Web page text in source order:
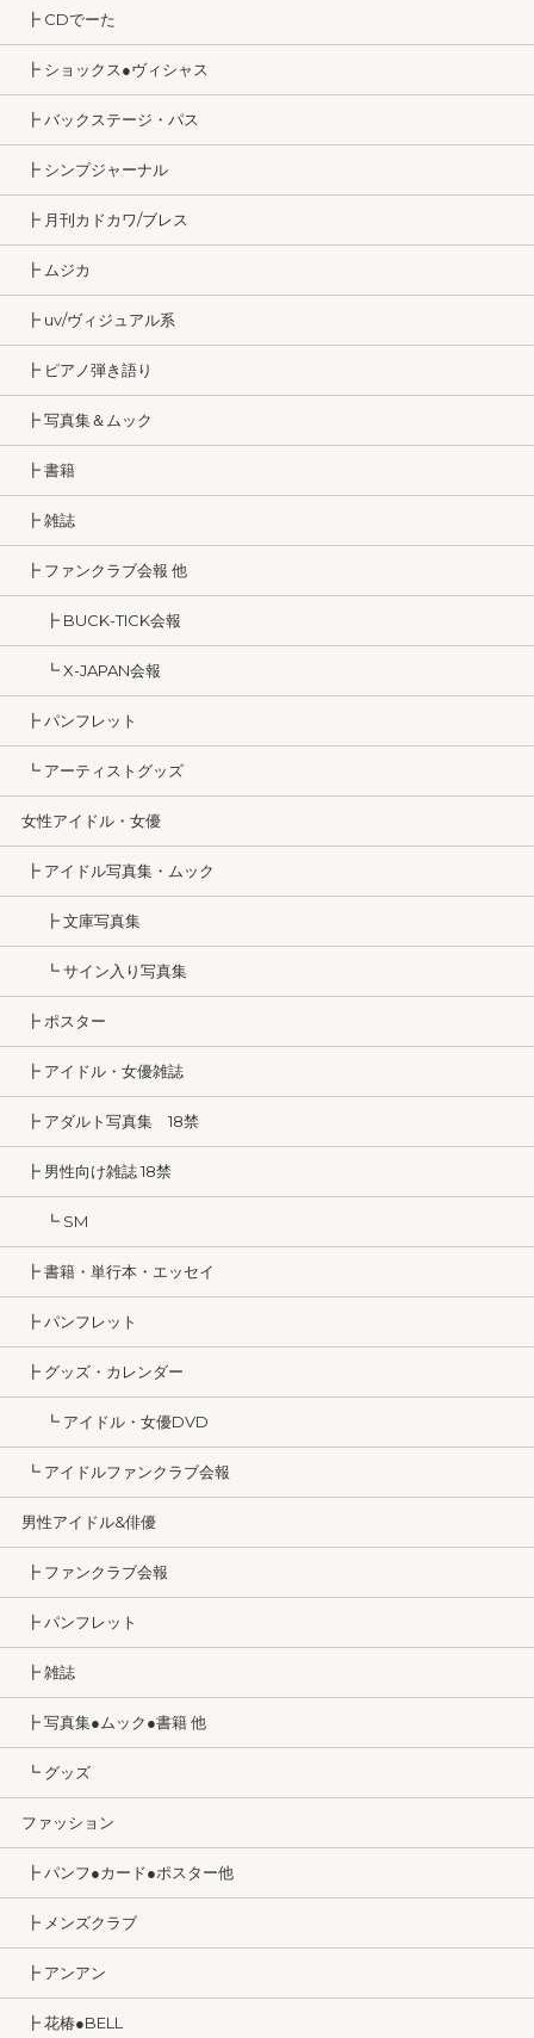
┣ CDでーた
┣ ショックス●ヴィシャス
┣ バックステージ・パス
┣ シンプジャーナル
┣ 月刊カドカワ/ブレス
┣ ムジカ
┣ uv/ヴィジュアル系
┣ ピアノ弾き語り
┣ 写真集＆ムック
┣ 書籍
┣ 雑誌
┣ ファンクラブ会報 他
┣ BUCK-TICK会報
┗ X-JAPAN会報
┣ パンフレット
┗ アーティストグッズ
女性アイドル・女優
┣ アイドル写真集・ムック
┣ 文庫写真集
┗ サイン入り写真集
┣ ポスター
┣ アイドル・女優雑誌
┣ アダルト写真集 18禁
┣ 男性向け雑誌 18禁
┗ SM
┣ 書籍・単行本・エッセイ
┣ パンフレット
┣ グッズ・カレンダー
┗ アイドル・女優DVD
┗ アイドルファンクラブ会報
男性アイドル&俳優
┣ ファンクラブ会報
┣ パンフレット
┣ 雑誌
┣ 写真集●ムック●書籍 他
┗ グッズ
ファッション
┣ パンフ●カード●ポスター他
┣ メンズクラブ
┣ アンアン
┣ 花椿●BELL